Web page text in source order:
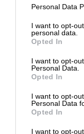
Personal Data
I want to opt-
personal data.
Opted In
I want to opt-
Personal Data.
Opted In
I want to opt-
Personal Data
Opted In
I want to opt-
Dyddiad: Dydd Iau,
Amser: 10am – 2pm
Nhorfaenhttps://
and-Recycling.aspx
Diwygiwyd